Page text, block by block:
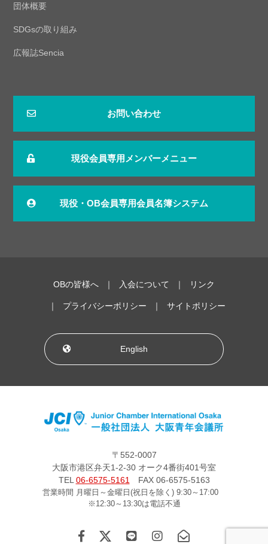
団体概要
SDGsの取り組み
広報誌Sencia
お問い合わせ
現役会員専用メンバーメニュー
現役・OB会員専用会員名簿システム
OBの皆様へ 入会について リンク
プライバシーポリシー サイトポリシー
English
〒552-0007
大阪市港区弁天1-2-30 オーク4番街401号室
TEL 06-6575-5161 FAX 06-6575-5163
営業時間 月曜日～金曜日(祝日を除く) 9:30～17:00
※12:30～13:30は電話不通